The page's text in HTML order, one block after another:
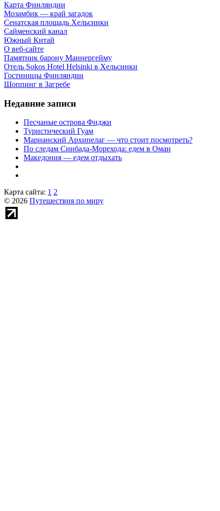
Карта Финляндии
Мозамбик — край загадок
Сенатская площадь Хельсинки
Сайменский канал
Южный Китай
О веб-сайте
Памятник барону Маннергейму
Отель Sokos Hotel Helsinki в Хельсинки
Гостиницы Финляндии
Шоппинг в Загребе
Недавние записи
Песчаные острова Фиджи
Туристический Гуам
Марианский Архипелаг — что стоит посмотреть?
По следам Синбада-Морехода: едем в Оман
Македония — едем отдыхать
Карта сайта: 1 2
© 2026 Путешествия по миру